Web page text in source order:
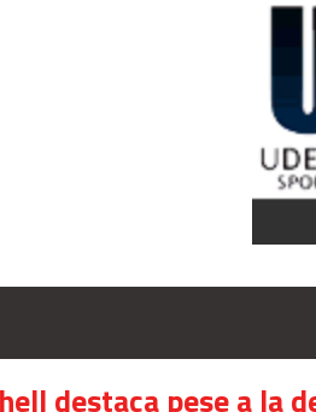
destaca pese a la